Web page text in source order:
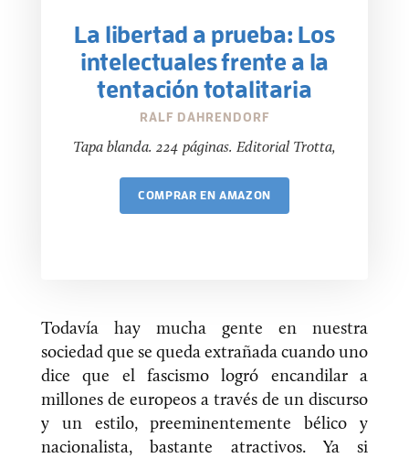
La libertad a prueba: Los
intelectuales frente a la
tentación totalitaria
RALF DAHRENDORF
Tapa blanda. 224 páginas. Editorial Trotta,
COMPRAR
Todavía hay mucha gente en nuestra
sociedad que se queda extrañada cuando uno
dice que el fascismo logró encandilar a
millones de europeos a través de un discurso
y un estilo, preeminentemente bélico y
nacionalista, bastante atractivos. Ya si